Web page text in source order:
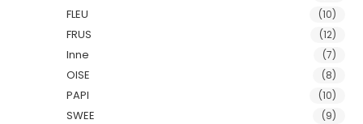
FLEU (10)
FRUS (12)
Inne (7)
OISE (8)
PAPI (10)
SWEE (9)